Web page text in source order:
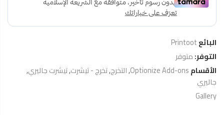
البائعPrintoot
التوفر:متوفر
الأقسامOptionize Add-ons
,التخرج,تخرج - تيشرت,تيشرت جاليري,
جاليري
Gallery